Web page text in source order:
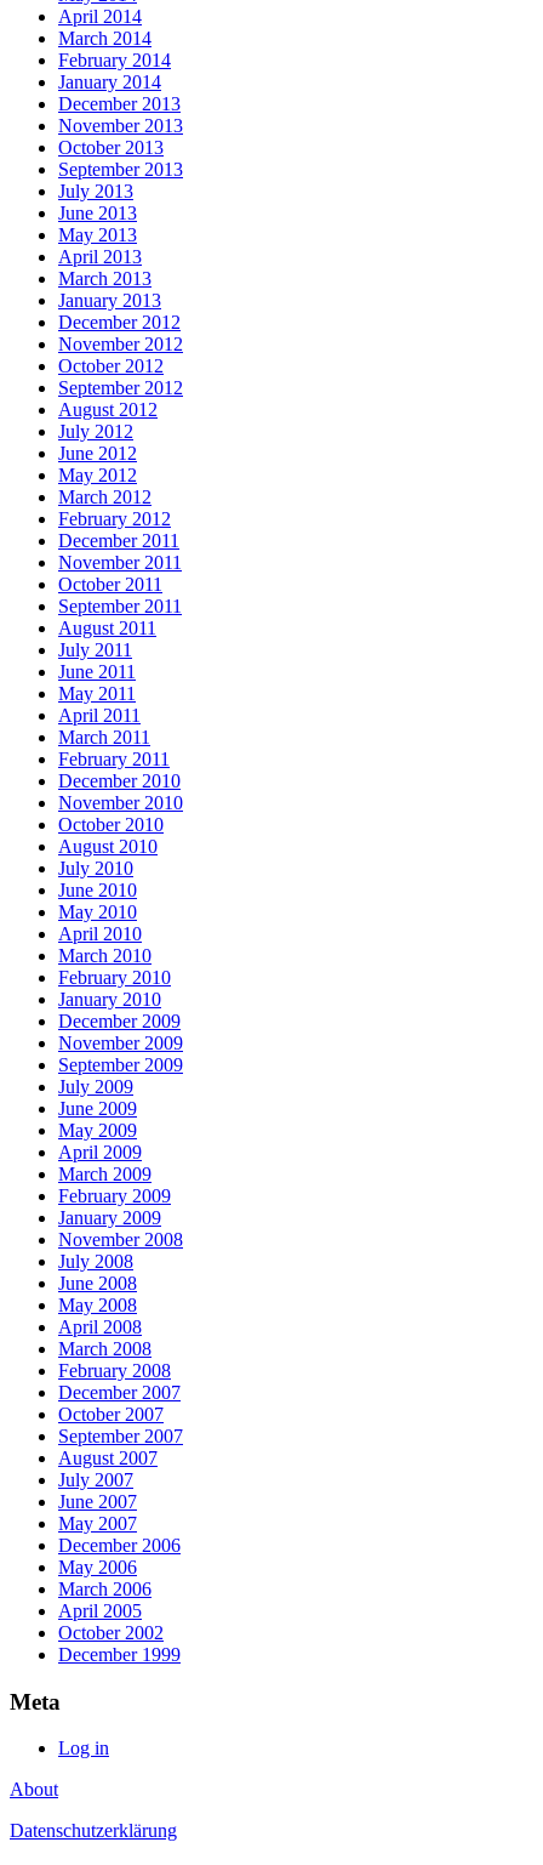
April 2014
March 2014
February 2014
January 2014
December 2013
November 2013
October 2013
September 2013
July 2013
June 2013
May 2013
April 2013
March 2013
January 2013
December 2012
November 2012
October 2012
September 2012
August 2012
July 2012
June 2012
May 2012
March 2012
February 2012
December 2011
November 2011
October 2011
September 2011
August 2011
July 2011
June 2011
May 2011
April 2011
March 2011
February 2011
December 2010
November 2010
October 2010
August 2010
July 2010
June 2010
May 2010
April 2010
March 2010
February 2010
January 2010
December 2009
November 2009
September 2009
July 2009
June 2009
May 2009
April 2009
March 2009
February 2009
January 2009
November 2008
July 2008
June 2008
May 2008
April 2008
March 2008
February 2008
December 2007
October 2007
September 2007
August 2007
July 2007
June 2007
May 2007
December 2006
May 2006
March 2006
April 2005
October 2002
December 1999
Meta
Log in
About
Datenschutzerklärung